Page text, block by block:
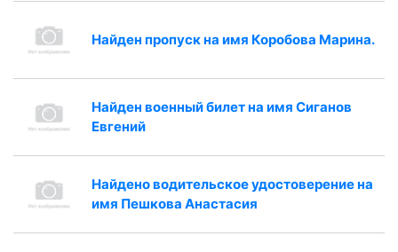
Найден пропуск на имя Коробова Марина.
Найден военный билет на имя Сиганов
Евгений
Найдено водительское удостоверение на
имя Пешкова Анастасия